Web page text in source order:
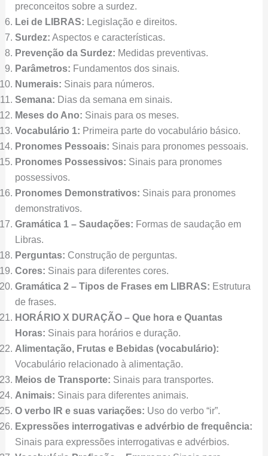
preconceitos sobre a surdez.
Lei de LIBRAS: Legislação e direitos.
Surdez: Aspectos e características.
Prevenção da Surdez: Medidas preventivas.
Parâmetros: Fundamentos dos sinais.
Numerais: Sinais para números.
Semana: Dias da semana em sinais.
Meses do Ano: Sinais para os meses.
Vocabulário 1: Primeira parte do vocabulário básico.
Pronomes Pessoais: Sinais para pronomes pessoais.
Pronomes Possessivos: Sinais para pronomes
possessivos.
Pronomes Demonstrativos: Sinais para pronomes
demonstrativos.
Gramática 1 – Saudações: Formas de saudação em
Libras.
Perguntas: Construção de perguntas.
Cores: Sinais para diferentes cores.
Gramática 2 – Tipos de Frases em LIBRAS: Estrutura
de frases.
HORÁRIO X DURAÇÃO – Que hora e Quantas
Horas: Sinais para horários e duração.
Alimentação, Frutas e Bebidas (vocabulário):
Vocabulário relacionado à alimentação.
Meios de Transporte: Sinais para transportes.
Animais: Sinais para diferentes animais.
O verbo IR e suas variações: Uso do verbo “ir”.
Expressões interrogativas e advérbio de frequência:
Sinais para expressões interrogativas e advérbios.